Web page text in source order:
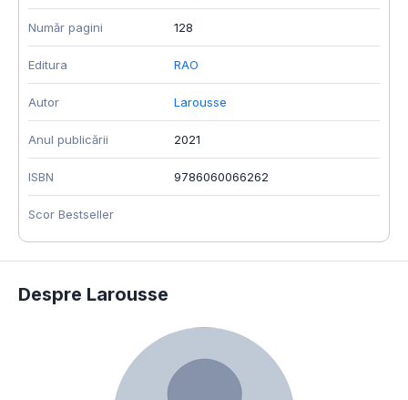
Număr pagini 128
Editura RAO
Autor Larousse
Anul publicării 2021
ISBN 9786060066262
Scor Bestseller
Despre Larousse